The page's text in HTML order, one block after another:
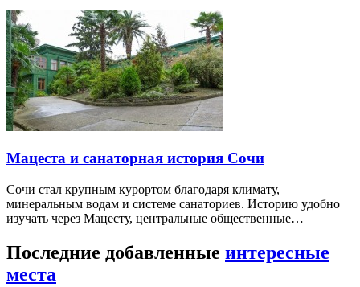
Мацеста и санаторная история Сочи
Сочи стал крупным курортом благодаря климату,
минеральным водам и системе санаториев. Историю удобно
изучать через Мацесту, центральные общественные…
Последние добавленные интересные
места